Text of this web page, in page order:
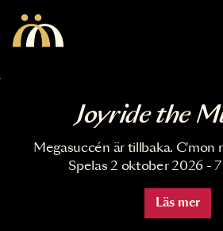
Joyride the
Megasuccén är tillbaka. C'mon
Spelas 2 oktober 2026 -
Läs mer